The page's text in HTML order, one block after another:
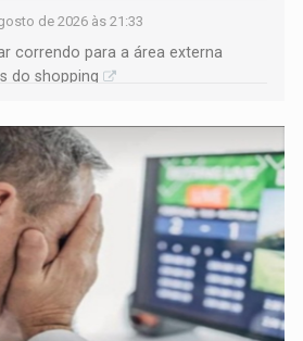
de 2026 às 21:33
correndo para a área externa
do shopping